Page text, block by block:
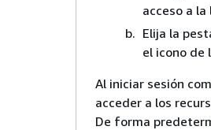
acceso a
Elija la
el icono de
Al iniciar sesión
acceder a los
De forma